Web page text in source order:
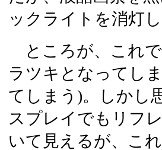
ックライトを消灯
ところが、これ
ラツキとなってし
てしまう)。しかし
スプレイでもリフ
いて見えるが、こ